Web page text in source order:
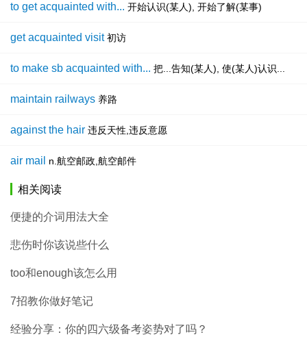
to get acquainted with... 开始认识(某人), 开始了解(某事)
get acquainted visit 初访
to make sb acquainted with... 把...告知(某人), 使(某人)认识...
maintain railways 养路
against the hair 违反天性,违反意愿
air mail n.航空邮政,航空邮件
相关阅读
便捷的介词用法大全
悲伤时你该说些什么
too和enough该怎么用
7招教你做好笔记
经验分享：你的四六级备考姿势对了吗？